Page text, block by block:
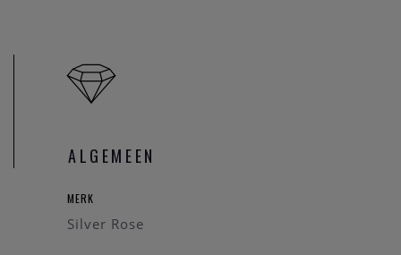
ALGEMEEN
MERK
Silver Rose